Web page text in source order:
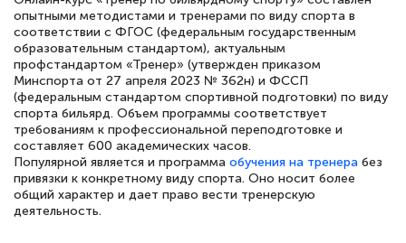
Выражаю благодарность за курс
повышения квалификации "Эксперт ЕГЭ по
русскому языку и литературе". Много
полезных материалов помогли
подготовиться к тестированию. Это
книги, методические рекомендации,
статьи. Времени на подготовку
достаточно. Курс помогает пройти
опытными методистами и тренерами по виду спорта в
соответствии с ФГОС (федеральным государственным
образовательным стандартом), актуальным
профстандартом «Тренер» (утвержден приказом
Минспорта от 27 апреля 2023 № 362н) и ФССП
(федеральным стандартом спортивной подготовки) по виду
спорта бильярд. Объем программы соответствует
требованиям к профессиональной переподготовке и
составляет 600 академических часов.
Популярной является и программа обучения на тренера без
привязки к конкретному виду спорта. Оно носит более
общий характер и дает право вести тренерскую
деятельность.